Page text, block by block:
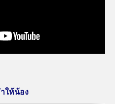
ให้น้อง